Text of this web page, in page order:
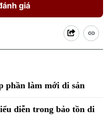
giá
phần làm mới di sản
diễn trong bảo tồn di